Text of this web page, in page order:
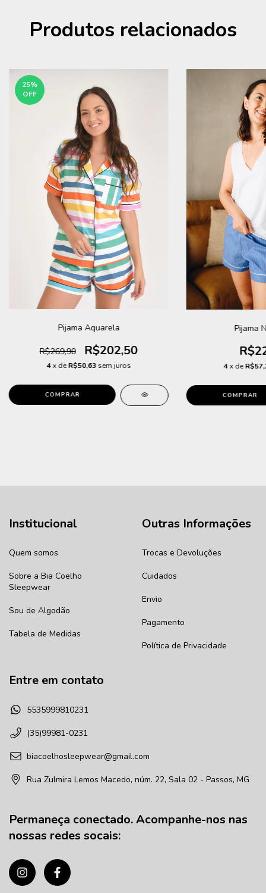
Produtos relacionados
25%
OFF
Pijama Aquarela
R$269,90 R$202,50
4x deR$50,63 sem juros
COMPRAR
Pijama
4x de
COMPRAR
Institucional
Quem somos
Sobre a Bia Coelho
Sleepwear
Sou de Algodão
Tabela de Medidas
Outras Informações
Trocas e Devoluções
Cuidados
Envio
Pagamento
Política de Privacidade
Entre em contato
5535999810231
(35)99981-0231
biacoelhosleepwear@gmail.com
Rua Zulmira Lemos Macedo, núm. 22, Sala 02 - Passos, MG
Permaneça conectado. Acompanhe-nos nas
nossas redes socais: